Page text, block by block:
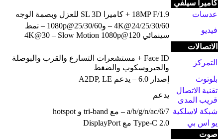
كاميرا سيلفي
عدسات
18MP F/1.9 + كاميرا SL 3D للعزل وبصمة الوجه
فيديو
4K@24/25/30/60 – و1080p@25/30/60 – نمط
سينمائي 4K@30 – Slow Motion 1080p@120
الاتصالات
التمركز
Face ID + مستشعرات التسارع والقرب والبوصلة
والجيروسكوب والضغط
بلوتوث
إصدار 6.0 – يدعم A2DP, LE
تقنية الاتصال
قريب المدى
يدعم
شبكة لاسلكية a/b/g/n/ac/6/7 – مع tri-band و hotspot
يو اس بي
Type-C 2.0 مع DisplayPort
صوت